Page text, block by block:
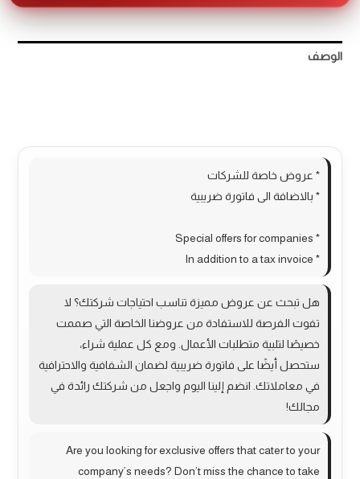
الوصف
* عروض خاصة للشركات
* بالاضافة الى فاتورة ضريبية
* Special offers for companies
* In addition to a tax invoice
هل تبحث عن عروض مميزة تناسب احتياجات شركتك؟ لا
تفوت الفرصة للاستفادة من عروضنا الخاصة التي صممت
خصيصًا لتلبية متطلبات الأعمال. ومع كل عملية شراء،
ستحصل أيضًا على فاتورة ضريبية لضمان الشفافية والاحترافية
في معاملاتك. انضم إلينا اليوم واجعل من شركتك رائدة في
مجالك!
Are you looking for exclusive offers that cater to your
company’s needs? Don’t miss the chance to take